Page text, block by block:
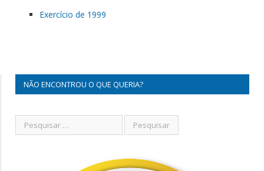
Exercício de 1999
NÃO ENCONTROU O QUE QUERIA?